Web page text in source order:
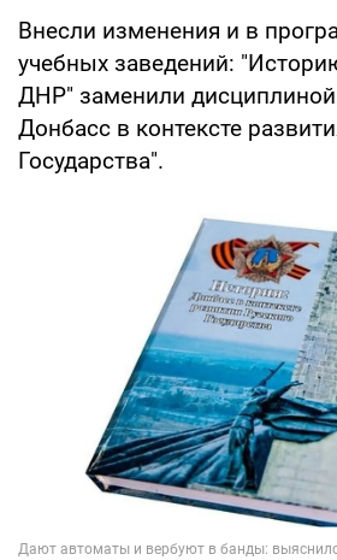
Внесли изменения и в
учебных заведений:
ДНР" заменили
Донбасс в контексте
Государства".